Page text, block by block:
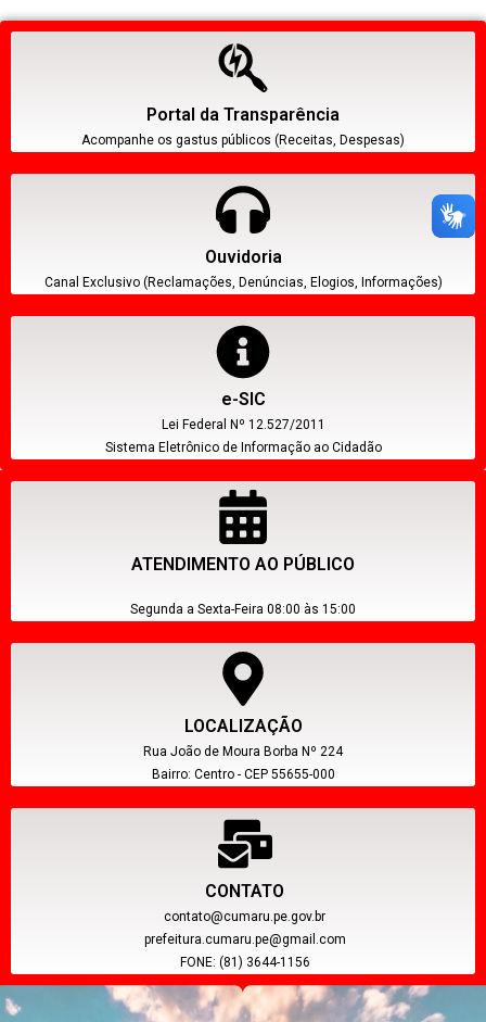
Portal da Transparência
Acompanhe os gastus públicos (Receitas, Despesas)
Ouvidoria
Canal Exclusivo (Reclamações, Denúncias, Elogios, Informações)
e-SIC
Lei Federal Nº 12.527/2011
Sistema Eletrônico de Informação ao Cidadão
ATENDIMENTO AO PÚBLICO
Segunda a Sexta-Feira 08:00 às 15:00
LOCALIZAÇÃO
Rua João de Moura Borba Nº 224
Bairro: Centro - CEP 55655-000
CONTATO
contato@cumaru.pe.gov.br
prefeitura.cumaru.pe@gmail.com
FONE: (81) 3644-1156